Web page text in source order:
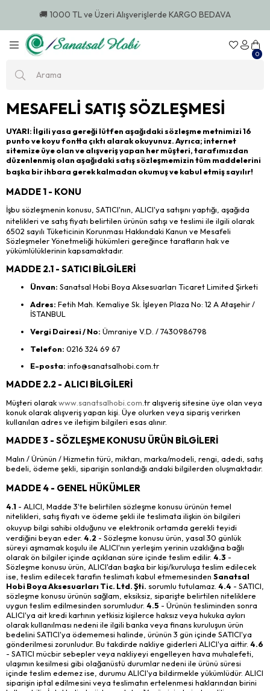
🚚 1000 TL ve Üzeri Alışverişlerde KARGO BEDAVA
0
MESAFELİ SATIŞ SÖZLEŞMESİ
UYARI: İlgili yasa gereği lütfen aşağıdaki sözleşme metnimizi 16
punto ve koyu fontta çıktı alarak okuyunuz. Ayrıca; internet
sitemize üye olan ve alışveriş yapan her müşteri, tarafımızdan
düzenlenmiş olan aşağıdaki satış sözleşmemizin tüm maddelerini
başka bir ihbara gerek kalmadan okumuş ve kabul etmiş sayılır!
MADDE 1 - KONU
İşbu sözleşmenin konusu, SATICI'nın, ALICI'ya satışını yaptığı, aşağıda
nitelikleri ve satış fiyatı belirtilen ürünün satışı ve teslimi ile ilgili olarak
6502 sayılı Tüketicinin Korunması Hakkındaki Kanun ve Mesafeli
Sözleşmeler Yönetmeliği hükümleri gereğince tarafların hak ve
yükümlülüklerinin kapsamaktadır.
MADDE 2.1 - SATICI BİLGİLERİ
Ünvan: Sanatsal Hobi Boya Aksesuarları Ticaret Limited Şirketi
Adres: Fetih Mah. Kemaliye Sk. İşleyen Plaza No: 12 A Ataşehir /
İSTANBUL
Vergi Dairesi / No: Ümraniye V.D. / 7430986798
Telefon: 0216 324 69 67
E-posta: info@sanatsalhobi.com.tr
MADDE 2.2 - ALICI BİLGİLERİ
Müşteri olarakwww.sanatsalhobi.com .tr alışveriş sitesine üye olan veya
konuk olarak alışveriş yapan kişi. Üye olurken veya sipariş verirken
kullanılan adres ve iletişim bilgileri esas alınır.
MADDE 3 - SÖZLEŞME KONUSU ÜRÜN BİLGİLERİ
Malın / Ürünün / Hizmetin türü, miktarı, marka/modeli, rengi, adedi, satış
bedeli, ödeme şekli, siparişin sonlandığı andaki bilgilerden oluşmaktadır.
MADDE 4 - GENEL HÜKÜMLER
4.1 - ALICI, Madde 3'te belirtilen sözleşme konusu ürünün temel
nitelikleri, satış fiyatı ve ödeme şekli ile teslimata ilişkin ön bilgileri
okuyup bilgi sahibi olduğunu ve elektronik ortamda gerekli teyidi
verdiğini beyan eder. 4.2 - Sözleşme konusu ürün, yasal 30 günlük
süreyi aşmamak koşulu ile ALICI'nın yerleşim yerinin uzaklığına bağlı
olarak ön bilgiler içinde açıklanan süre içinde teslim edilir. 4.3 -
Sözleşme konusu ürün, ALICI'dan başka bir kişi/kuruluşa teslim edilecek
ise, teslim edilecek tarafın teslimatı kabul etmemesinden Sanatsal
Hobi Boya Aksesuarları Tic. Ltd. Şti. sorumlu tutulamaz. 4.4 - SATICI,
sözleşme konusu ürünün sağlam, eksiksiz, siparişte belirtilen niteliklere
uygun teslim edilmesinden sorumludur. 4.5 - Ürünün tesliminden sonra
ALICI'ya ait kredi kartının yetkisiz kişilerce haksız veya hukuka aykırı
olarak kullanılması nedeni ile ilgili banka veya finans kuruluşun ürün
bedelini SATICI'ya ödememesi halinde, ürünün 3 gün içinde SATICI'ya
gönderilmesi zorunludur. Bu takdirde nakliye giderleri ALICI'ya aittir. 4.6
- SATICI mücbir sebepler veya nakliyeyi engelleyen hava muhalefeti,
ulaşımın kesilmesi gibi olağanüstü durumlar nedeni ile ürünü süresi
içinde teslim edemez ise, durumu ALICI'ya bildirmekle yükümlüdür. ALICI
siparişin iptal edilmesini veya teslimatın ertelenmesi haklarından birini